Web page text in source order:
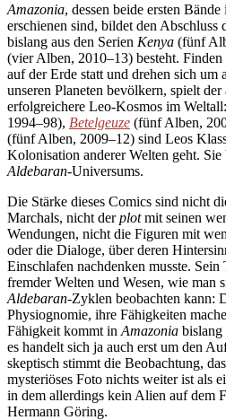
Amazonia, dessen beide ersten
erschienen sind, bildet den Abschluss
bislang aus den Serien Kenya (fünf
(vier Alben, 2010–13) besteht. Finden
auf der Erde statt und drehen sich um
unseren Planeten bevölkern, spielt
erfolgreichere Leo-Kosmos im Weltall:
1994–98), Betelgeuze (fünf Alben,
(fünf Alben, 2009–12) sind Leos
Kolonisation anderer Welten geht.
Aldebaran-Universums.
Die Stärke dieses Comics sind nicht
Marchals, nicht derplotmit seinen
Wendungen, nicht die Figuren mit
oder die Dialoge, über deren
Einschlafen nachdenken musste. Sein
fremder Welten und Wesen, wie man
Aldebaran-Zyklen beobachten kann:
Physiognomie, ihre Fähigkeiten
Fähigkeit kommt in Amazonia bislang
es handelt sich ja auch erst um den
skeptisch stimmt die Beobachtung,
mysteriöses Foto nichts weiter ist als
in dem allerdings kein Alien auf dem
Hermann Göring.